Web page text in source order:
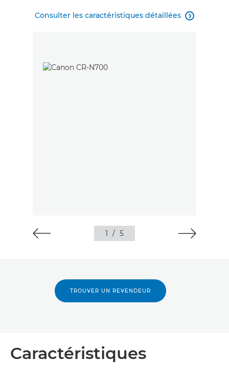
Consulter les caractéristiques détaillées 
1 / 5
TROUVER UN REVENDEUR
Caractéristiques